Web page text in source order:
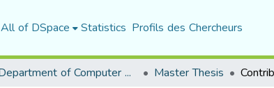
All of DSpace Statistics Profils des Chercheurs
Department of Computer Science Master Thesis